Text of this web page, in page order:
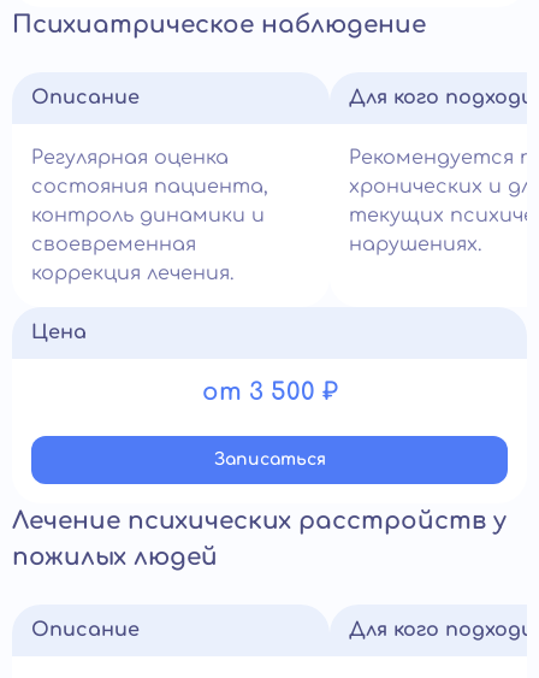
Психиатрическое наблюдение
Описание
Регулярная оценка
состояния пациента,
контроль динамики и
своевременная
коррекция лечения.
Для кого
Рекомендуется
хронических и
текущих
нарушениях.
Цена
от 3 500 ₽
Записатьcя
Лечение психических расстройств у
пожилых людей
Описание Для кого